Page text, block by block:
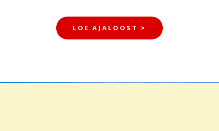
LOE AJALOOST >